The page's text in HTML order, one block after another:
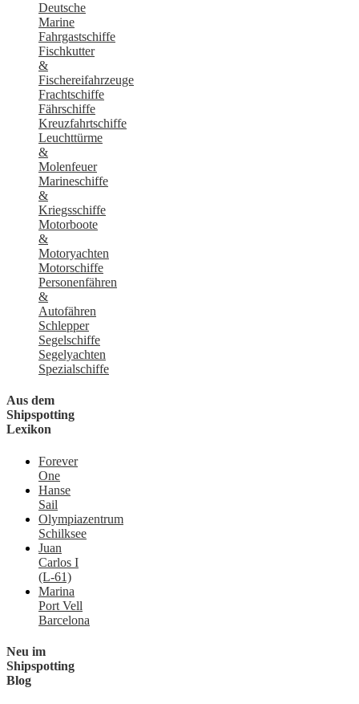
Deutsche
Marine
Fahrgastschiffe
Fischkutter
&
Fischereifahrzeuge
Frachtschiffe
Fährschiffe
Kreuzfahrtschiffe
Leuchttürme
&
Molenfeuer
Marineschiffe
&
Kriegsschiffe
Motorboote
&
Motoryachten
Motorschiffe
Personenfähren
&
Autofähren
Schlepper
Segelschiffe
Segelyachten
Spezialschiffe
Aus dem
Shipspotting
Lexikon
Forever
One
Hanse
Sail
Olympiazentrum
Schilksee
Juan
Carlos I
(L-61)
Marina
Port Vell
Barcelona
Neu im
Shipspotting
Blog